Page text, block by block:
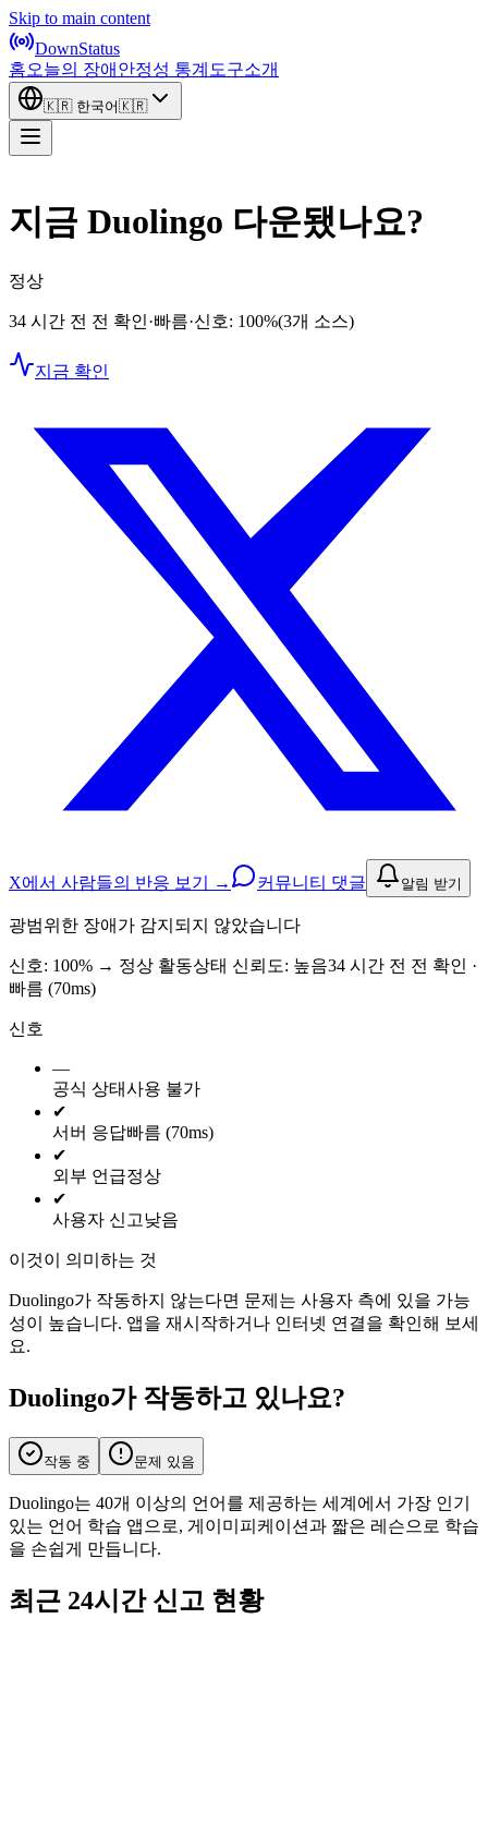
Skip to main content
DownStatus
홈오늘의 장애 안정성 통계 도구소개
🇰🇷 한국어🇰🇷
지금 Duolingo 다운됐나요?
정상
34 시간 전 전 확인·빠름·신호: 100%(3개 소스)
지금 확인
X에서 사람들의 반응 보기 → 커뮤니티 댓글 알림 받기
광범위한 장애가 감지되지 않았습니다
신호: 100% → 정상 활동상태 신뢰도: 높음34 시간 전 전 확인 ·
빠름 (70ms)
신호
—
공식 상태사용 불가
✔
서버 응답빠름 (70ms)
✔
외부 언급정상
✔
사용자 신고낮음
이것이 의미하는 것
Duolingo가 작동하지 않는다면 문제는 사용자 측에 있을 가능
성이 높습니다. 앱을 재시작하거나 인터넷 연결을 확인해 보세
요.
Duolingo가 작동하고 있나요?
작동 중 문제 있음
Duolingo는 40개 이상의 언어를 제공하는 세계에서 가장 인기
있는 언어 학습 앱으로, 게이미피케이션과 짧은 레슨으로 학습
을 손쉽게 만듭니다.
최근 24시간 신고 현황